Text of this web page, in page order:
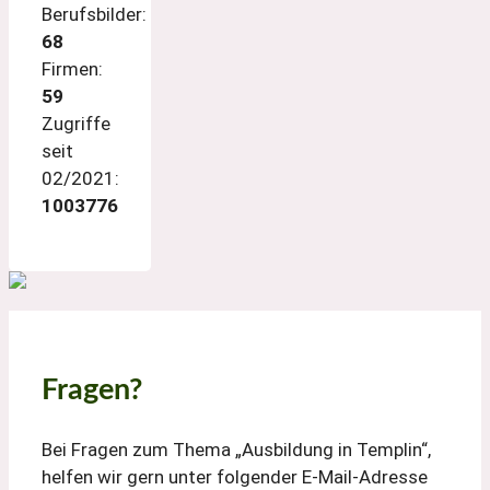
Berufsbilder:
68
Firmen:
59
Zugriffe
seit
02/2021:
1003776
Fragen?
Bei Fragen zum Thema „Ausbildung in Templin“,
helfen wir gern unter folgender E-Mail-Adresse